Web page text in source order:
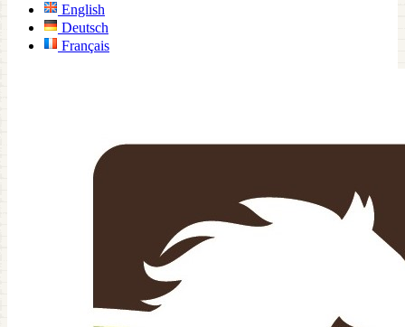
English
Deutsch
Français